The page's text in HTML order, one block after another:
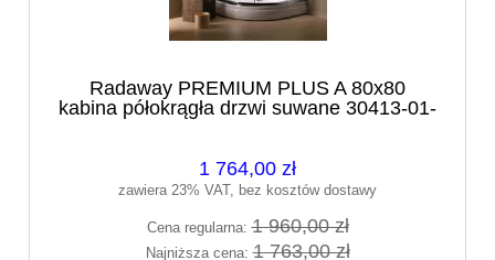
Radaway PREMIUM PLUS A 80x80
kabina półokrągła drzwi suwane 30413-01-
1 764,00 zł
zawiera 23% VAT, bez kosztów dostawy
Cena regularna:1 960,00 zł
Najniższa cena:1 763,00 zł